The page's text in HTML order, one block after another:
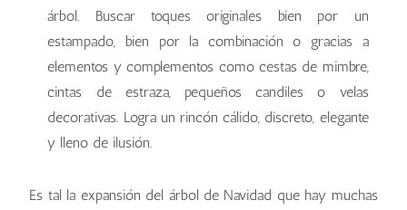
árbol. Buscar toques originales bien por un
estampado, bien por la combinación o gracias a
elementos y complementos como cestas de mimbre,
cintas de estraza, pequeños candiles o velas
decorativas. Logra un rincón cálido, discreto, elegante
y lleno de ilusión.
Es tal la expansión del árbol de Navidad que hay muchas